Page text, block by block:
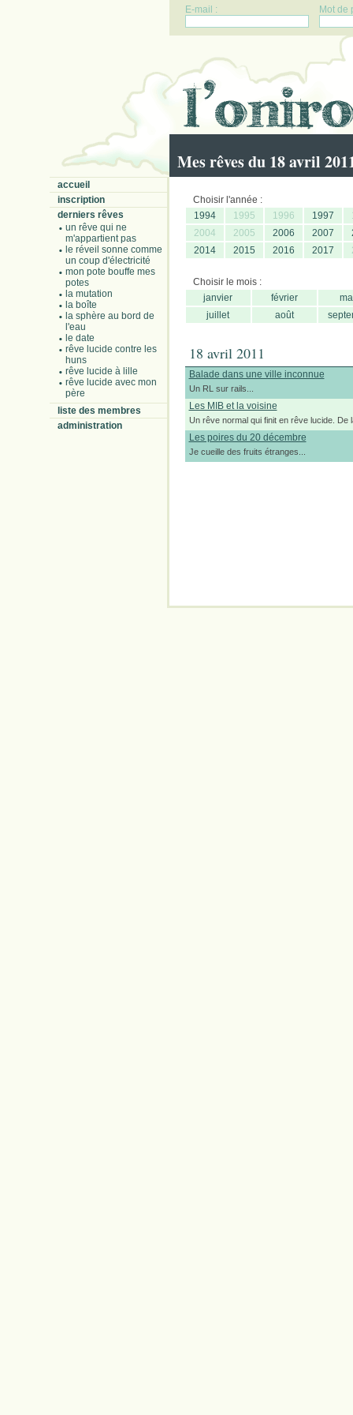
E-mail : Mot de
Mes rêves du 18 avril
accueil
inscription
derniers rêves
un rêve qui ne
m'appartient pas
le réveil sonne comme
un coup d'électricité
mon pote bouffe mes
potes
la mutation
la boîte
la sphère au bord de
l'eau
le date
rêve lucide contre les
huns
rêve lucide à lille
rêve lucide avec mon
père
liste des membres
administration
Choisir l'année :
1994
1995 1996 1997
2004
2005 2006 2007
2014
2015 2016 2017
Choisir le mois :
janvier
février
juillet
août
18 avril 2011
Balade dans une ville inconnue
Un RL sur rails...
Les MIB et la voisine
Un rêve normal qui finit en rêve lucide. De
Les poires du 20 décembre
Je cueille des fruits étranges...